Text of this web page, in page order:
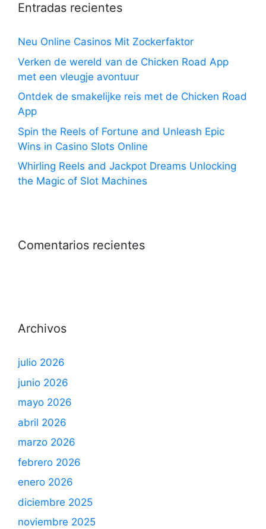
Entradas recientes
Neu Online Casinos Mit Zockerfaktor
Verken de wereld van de Chicken Road App
met een vleugje avontuur
Ontdek de smakelijke reis met de Chicken Road
App
Spin the Reels of Fortune and Unleash Epic
Wins in Casino Slots Online
Whirling Reels and Jackpot Dreams Unlocking
the Magic of Slot Machines
Comentarios recientes
Archivos
julio 2026
junio 2026
mayo 2026
abril 2026
marzo 2026
febrero 2026
enero 2026
diciembre 2025
noviembre 2025